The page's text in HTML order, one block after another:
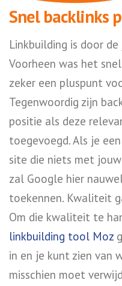
Snel backlinks
Linkbuilding is door
Voorheen was het
zeker een pluspunt
Tegenwoordig zijn
positie als deze
toegevoegd. Als je
site die niets met
zal Google hier
toekennen. Kwaliteit
Om die kwaliteit te
linkbuilding tool Moz
in en je kunt zien van
misschien moet